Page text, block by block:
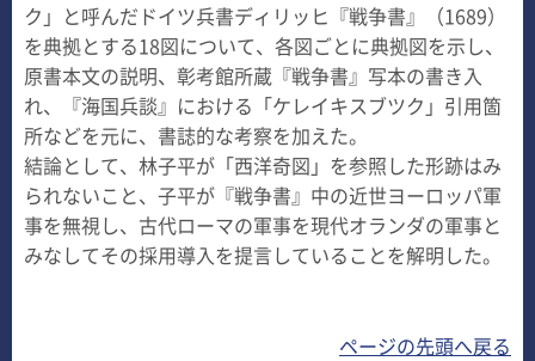
ク」と呼んだドイツ兵書ディリッヒ『戦争書』（1689）
を典拠とする18図について、各図ごとに典拠図を示し、
原書本文の説明、彰考館所蔵『戦争書』写本の書き入
れ、『海国兵談』における「ケレイキスブツク」引用箇
所などを元に、書誌的な考察を加えた。
結論として、林子平が「西洋奇図」を参照した形跡はみ
られないこと、子平が『戦争書』中の近世ヨーロッパ軍
事を無視し、古代ローマの軍事を現代オランダの軍事と
みなしてその採用導入を提言していることを解明した。
ページの先頭へ戻る